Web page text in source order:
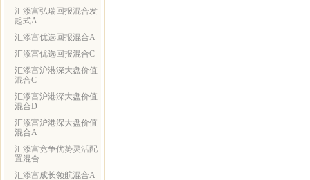
汇添富弘瑞回报混合发
起式A
汇添富优选回报混合A
汇添富优选回报混合C
汇添富沪港深大盘价值
混合C
汇添富沪港深大盘价值
混合D
汇添富沪港深大盘价值
混合A
汇添富竞争优势灵活配
置混合
汇添富成长领航混合A